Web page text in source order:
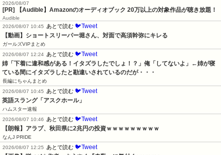
2026/08/07
[PR] 【Audible】Amazonのオーディオブック 20万以上の対象作品が聴き放題！
Audible
2026/08/07 10:45
あとで読む 🐦Tweet
【動画】ショートスリーパー堀さん、対面で高須幹弥にキレる
ガールズVIPまとめ
2026/08/07 12:24 あとで読む 🐦Tweet
姉「下着に違和感がある！イタズラしたでしょ！？」俺「してないよ」←姉が寝
ている間にイタズラしたと勘違いされているのだが・・・
長編にちゃんまとめ
2026/08/07 10:45
あとで読む 🐦Tweet
英語スラング「アスクホール」
ハムスター速報
2026/08/07 10:46
あとで読む 🐦Tweet
【朗報】アラブ、秋田県に2兆円の投資ｗｗｗｗｗｗｗｗｗ
なんJ PRIDE
2026/08/07 12:25
あとで読む 🐦Tweet